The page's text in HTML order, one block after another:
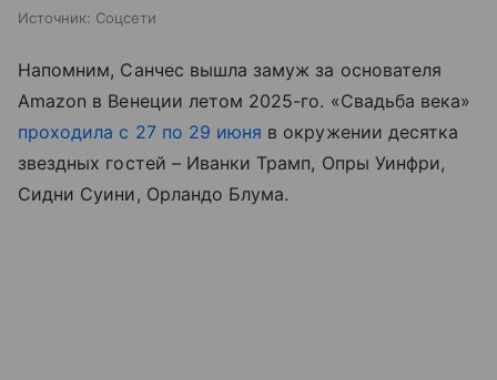
Источник: Соцсети
Напомним, Санчес вышла замуж за основателя
Amazon в Венеции летом 2025-го. «Свадьба века»
проходила с 27 по 29 июня в окружении десятка
звездных гостей – Иванки Трамп, Опры Уинфри,
Сидни Суини, Орландо Блума.